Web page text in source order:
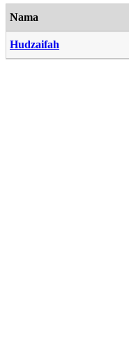
Nama
Hudzaifah